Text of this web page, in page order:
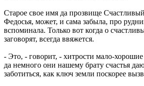
Старое свое имя да прозвище
Федосья, может, и сама забыла, про
вспоминала. Только вот когда о
заговорят, всегда ввяжется.
- Это, - говорит, - хитрости мало-
да немного они нашему брату счастья
заботиться, как ключ земли поскорее